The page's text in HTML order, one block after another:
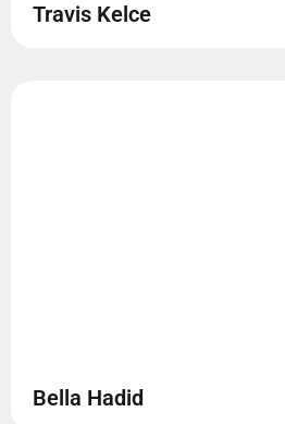
Travis Kelce
Bella Hadid